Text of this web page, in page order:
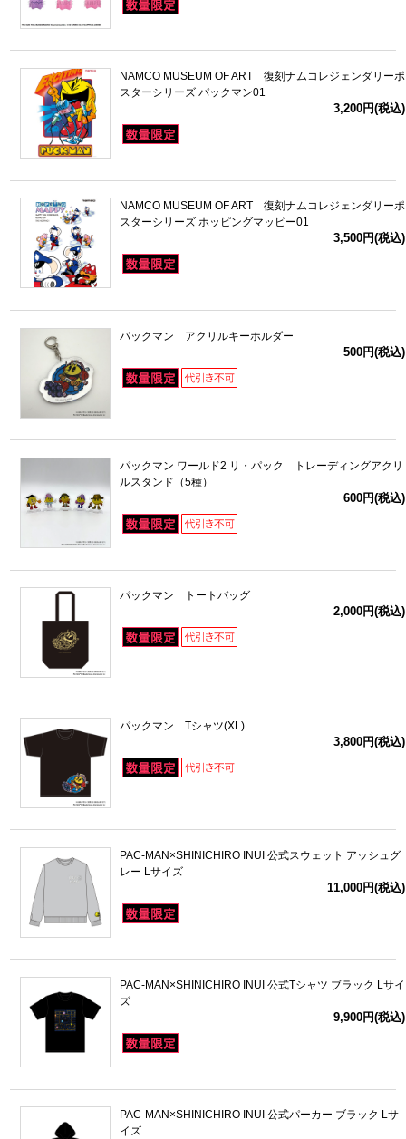
ラブライブ！スーパースター!!
アイドリッシュセブン
モフモフパレード
NAMCO MUSEUM OF ART 復刻ナムコレジェンダリーポ
スターシリーズ パックマン01
3,200円(税込)
NAMCO MUSEUM OF ART 復刻ナムコレジェンダリーポ
スターシリーズ ホッピングマッピー01
3,500円(税込)
パックマン アクリルキーホルダー
500円(税込)
パックマン ワールド2 リ・パック トレーディングアクリ
ルスタンド（5種）
600円(税込)
パックマン トートバッグ
2,000円(税込)
パックマン Tシャツ(XL)
3,800円(税込)
PAC-MAN×SHINICHIRO INUI 公式スウェット アッシュグ
レー Lサイズ
11,000円(税込)
PAC-MAN×SHINICHIRO INUI 公式Tシャツ ブラック Lサイ
ズ
9,900円(税込)
PAC-MAN×SHINICHIRO INUI 公式パーカー ブラック Lサ
イズ